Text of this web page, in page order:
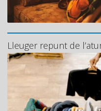
Lleuger repunt de